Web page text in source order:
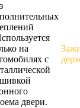
на
с
двери.